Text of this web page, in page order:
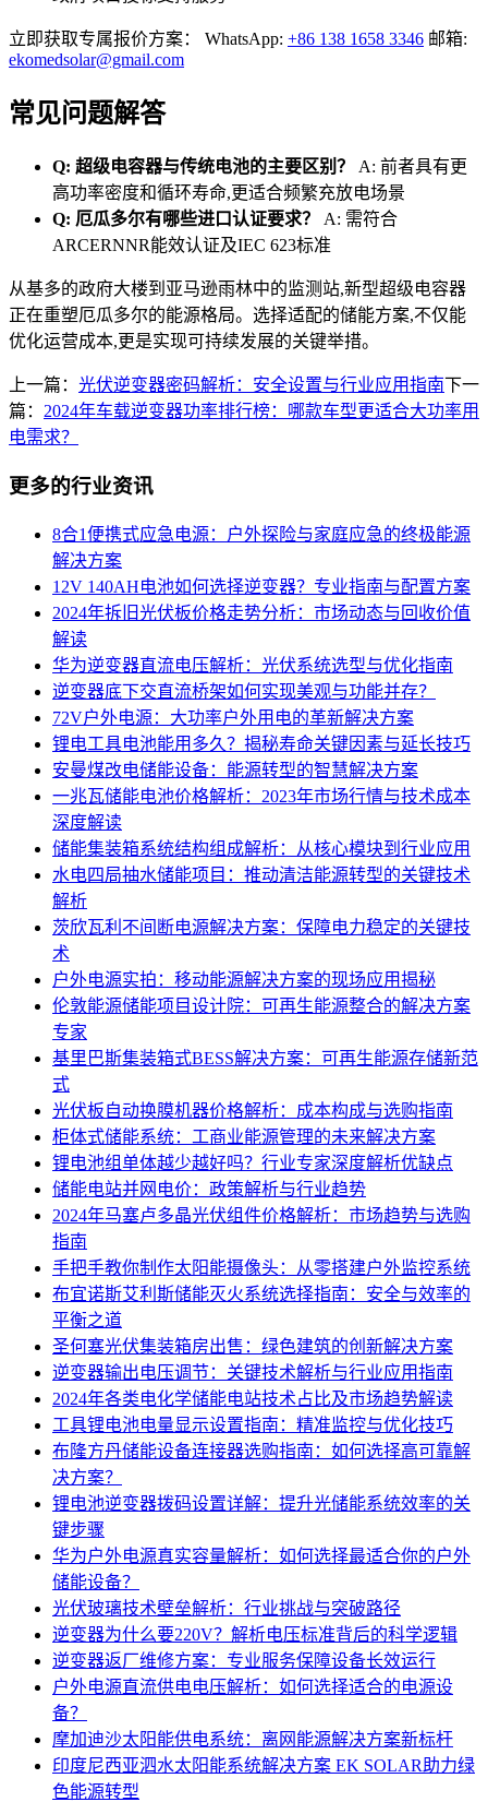
立即获取专属报价方案： WhatsApp: +86 138 1658 3346 邮箱:
ekomedsolar@gmail.com
常见问题解答
Q: 超级电容器与传统电池的主要区别？
A: 前者具有更
高功率密度和循环寿命,更适合频繁充放电场景
Q: 厄瓜多尔有哪些进口认证要求？
A: 需符合
ARCERNNR能效认证及IEC 623标准
从基多的政府大楼到亚马逊雨林中的监测站,新型超级电容器
正在重塑厄瓜多尔的能源格局。选择适配的储能方案,不仅能
优化运营成本,更是实现可持续发展的关键举措。
上一篇： 光伏逆变器密码解析：安全设置与行业应用指南下一
篇： 2024年车载逆变器功率排行榜：哪款车型更适合大功率用
电需求？
更多的行业资讯
8合1便携式应急电源：户外探险与家庭应急的终极能源
解决方案
12V 140AH电池如何选择逆变器？专业指南与配置方案
2024年拆旧光伏板价格走势分析：市场动态与回收价值
解读
华为逆变器直流电压解析：光伏系统选型与优化指南
逆变器底下交直流桥架如何实现美观与功能并存？
72V户外电源：大功率户外用电的革新解决方案
锂电工具电池能用多久？揭秘寿命关键因素与延长技巧
安曼煤改电储能设备：能源转型的智慧解决方案
一兆瓦储能电池价格解析：2023年市场行情与技术成本
深度解读
储能集装箱系统结构组成解析：从核心模块到行业应用
水电四局抽水储能项目：推动清洁能源转型的关键技术
解析
茨欣瓦利不间断电源解决方案：保障电力稳定的关键技
术
户外电源实拍：移动能源解决方案的现场应用揭秘
伦敦能源储能项目设计院：可再生能源整合的解决方案
专家
基里巴斯集装箱式BESS解决方案：可再生能源存储新范
式
光伏板自动换膜机器价格解析：成本构成与选购指南
柜体式储能系统：工商业能源管理的未来解决方案
锂电池组单体越少越好吗？行业专家深度解析优缺点
储能电站并网电价：政策解析与行业趋势
2024年马塞卢多晶光伏组件价格解析：市场趋势与选购
指南
手把手教你制作太阳能摄像头：从零搭建户外监控系统
布宜诺斯艾利斯储能灭火系统选择指南：安全与效率的
平衡之道
圣何塞光伏集装箱房出售：绿色建筑的创新解决方案
逆变器输出电压调节：关键技术解析与行业应用指南
2024年各类电化学储能电站技术占比及市场趋势解读
工具锂电池电量显示设置指南：精准监控与优化技巧
布隆方丹储能设备连接器选购指南：如何选择高可靠解
决方案？
锂电池逆变器拨码设置详解：提升光储能系统效率的关
键步骤
华为户外电源真实容量解析：如何选择最适合你的户外
储能设备？
光伏玻璃技术壁垒解析：行业挑战与突破路径
逆变器为什么要220V？解析电压标准背后的科学逻辑
逆变器返厂维修方案：专业服务保障设备长效运行
户外电源直流供电电压解析：如何选择适合的电源设
备？
摩加迪沙太阳能供电系统：离网能源解决方案新标杆
印度尼西亚泗水太阳能系统解决方案 EK SOLAR助力绿
色能源转型